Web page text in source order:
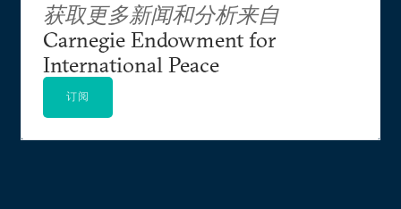
自20世纪80年代后期起，李正民就亚洲和韩国的
安全问题撰写了大量英文和韩文文章。他的最新著
作《亚洲崛起中的断层线》由卡内基于2016年出
版。李正民目前正在编写一本关于朝鲜政治和军事
发展的书籍。他经常接受包括CNN和BBC在内的大
量主流媒体的采访，并为《华盛顿邮报》全球观点
获取更多新闻和分析来自
Carnegie Endowment for
International Peace
订阅